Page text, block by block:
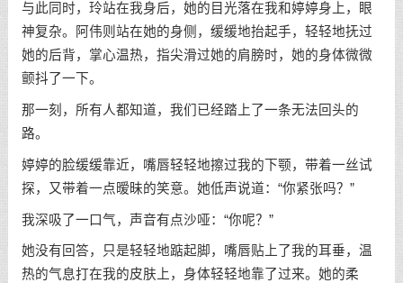
与此同时，玲站在我身后，她的目光落在我和婷婷身上，眼
神复杂。阿伟则站在她的身侧，缓缓地抬起手，轻轻地抚过
她的后背，掌心温热，指尖滑过她的肩膀时，她的身体微微
颤抖了一下。
那一刻，所有人都知道，我们已经踏上了一条无法回头的
路。
婷婷的脸缓缓靠近，嘴唇轻轻地擦过我的下颚，带着一丝试
探，又带着一点暧昧的笑意。她低声说道：“你紧张吗？”
我深吸了一口气，声音有点沙哑：“你呢？”
她没有回答，只是轻轻地踮起脚，嘴唇贴上了我的耳垂，温
热的气息打在我的皮肤上，身体轻轻地靠了过来。她的柔